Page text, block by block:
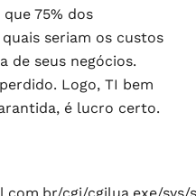
75% dos
seriam os custos
de seus negócios.
Logo, TI bem
é lucro certo.